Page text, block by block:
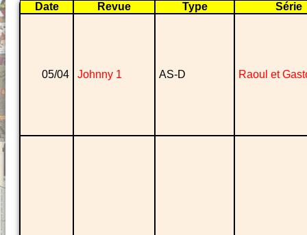
Date Revue Type Série
05/04 Johnny 1 AS-D Raoul et